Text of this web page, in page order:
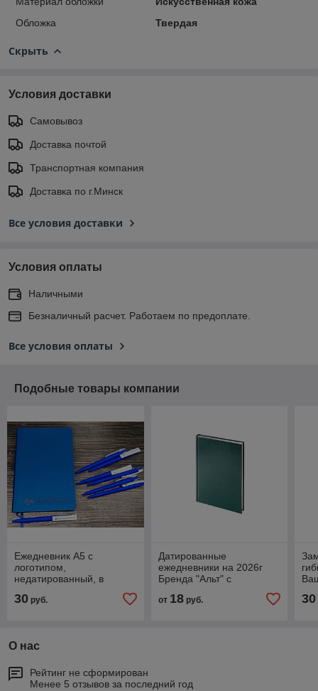
Обложка
Твердая
Скрыть
Условия доставки
Самовывоз
Доставка почтой
Транспортная компания
Доставка по г.Минск
Все условия доставки
Условия оплаты
Наличными
Безналичный расчет. Работаем по предоплате.
Все условия оплаты
Подобные товары компании
Ежедневник А5 с
логотипом,
недатированный, в
гибкой обложке Soft Touch
30 руб.
Датированные
ежедневники на 2026г
Бренда "Альт" с
от 18руб. 30
О нас
Рейтинг не сформирован
Менее 5 отзывов за последний год